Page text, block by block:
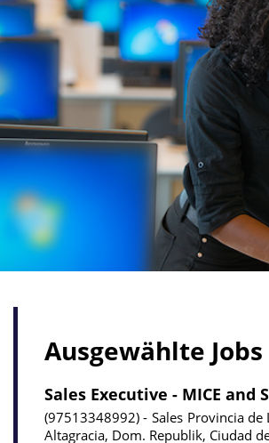
Ausgewählte Jobs
Sales Executive - MICE and
97513348992 Sales Provincia de
Altagracia, Dom. Republik, Ciudad